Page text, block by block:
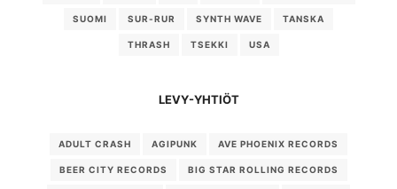
SUOMI SUR-RUR SYNTH WAVE TANSKA
THRASH TSEKKI USA
LEVY-YHTIÖT
ADULT CRASH AGIPUNK AVE PHOENIX RECORDS
BEER CITY RECORDS BIG STAR ROLLING RECORDS